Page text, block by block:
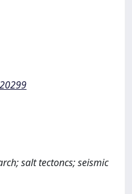
salt tectoncs; seismic